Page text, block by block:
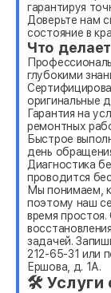
гарантируя
Доверьте нам
состояние в
Что
глубокими
оригинальные
Гарантия на
ремонтных
Быстрое
день
Диагностика
проводится
Мы понимаем,
поэтому наш
время
задачей.
212-65-31 или
Ершова, д. 1А.
🛠 Услуги